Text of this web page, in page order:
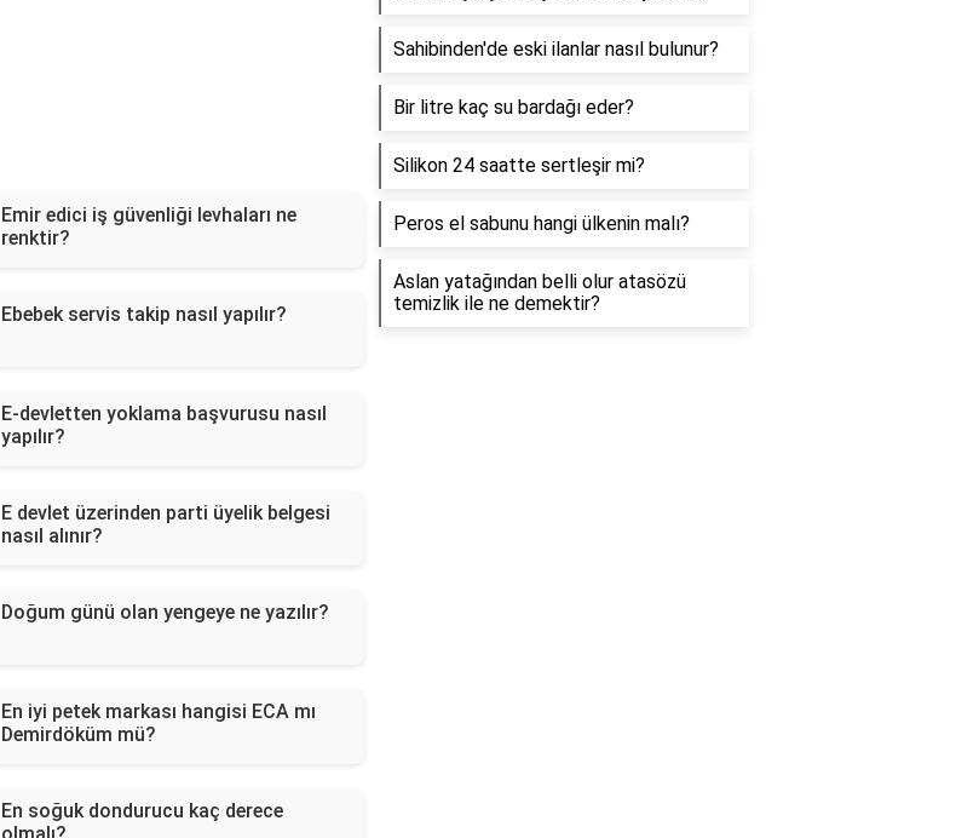
Emir edici iş güvenliği levhaları ne
renktir?
Ebebek servis takip nasıl yapılır?
E-devletten yoklama başvurusu nasıl
yapılır?
E devlet üzerinden parti üyelik belgesi
nasıl alınır?
Doğum günü olan yengeye ne yazılır?
En iyi petek markası hangisi ECA mı
Demirdöküm mü?
En soğuk dondurucu kaç derece
Sahibinden'de eski ilanlar nasıl bulunur?
Bir litre kaç su bardağı eder?
Silikon 24 saatte sertleşir mi?
Peros el sabunu hangi ülkenin malı?
Aslan yatağından belli olur atasözü
temizlik ile ne demektir?